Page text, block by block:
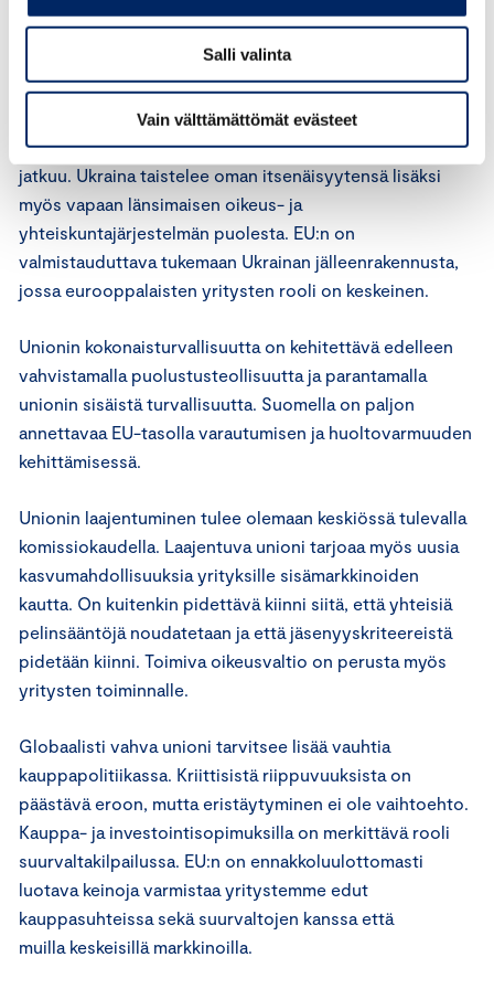
Salli valinta
Vain välttämättömät evästeet
Globaalisti vahva unioni
EU:n on pidettävä huolta siitä, että vahva tuki Ukrainalle
jatkuu. Ukraina taistelee oman itsenäisyytensä lisäksi
myös vapaan länsimaisen oikeus- ja
yhteiskuntajärjestelmän puolesta. EU:n on
valmistauduttava tukemaan Ukrainan jälleenrakennusta,
jossa eurooppalaisten yritysten rooli on keskeinen.
Unionin kokonaisturvallisuutta on kehitettävä edelleen
vahvistamalla puolustusteollisuutta ja parantamalla
unionin sisäistä turvallisuutta. Suomella on paljon
annettavaa EU-tasolla varautumisen ja huoltovarmuuden
kehittämisessä.
Unionin laajentuminen tulee olemaan keskiössä tulevalla
komissiokaudella. Laajentuva unioni tarjoaa myös uusia
kasvumahdollisuuksia yrityksille sisämarkkinoiden
kautta. On kuitenkin pidettävä kiinni siitä, että yhteisiä
pelinsääntöjä noudatetaan ja että jäsenyyskriteereistä
pidetään kiinni. Toimiva oikeusvaltio on perusta myös
yritysten toiminnalle.
Globaalisti vahva unioni tarvitsee lisää vauhtia
kauppapolitiikassa. Kriittisistä riippuvuuksista on
päästävä eroon, mutta eristäytyminen ei ole vaihtoehto.
Kauppa- ja investointisopimuksilla on merkittävä rooli
suurvaltakilpailussa. EU:n on ennakkoluulottomasti
luotava keinoja varmistaa yritystemme edut
kauppasuhteissa sekä suurvaltojen kanssa että
muilla keskeisillä markkinoilla.